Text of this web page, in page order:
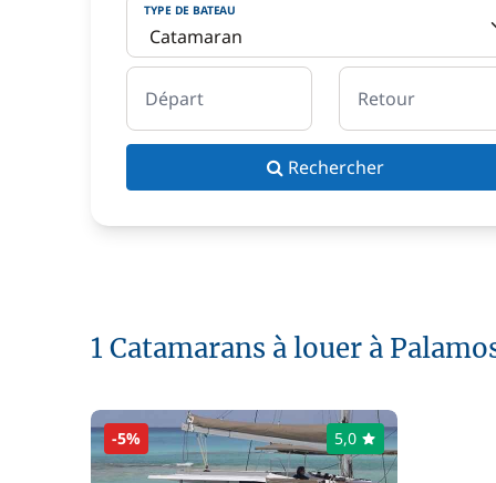
TYPE DE BATEAU
Départ Retour
Rechercher
1 Catamarans à louer à
-5% 5,0